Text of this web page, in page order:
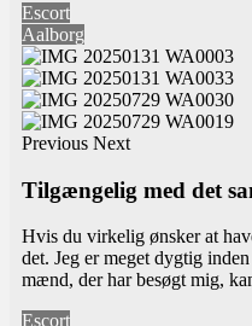
Escort
Aalborg
Previous Next
Tilgængelig med det
Hvis du virkelig ønsker at
det. Jeg er meget dygtig
mænd, der har besøgt mig,
Escort